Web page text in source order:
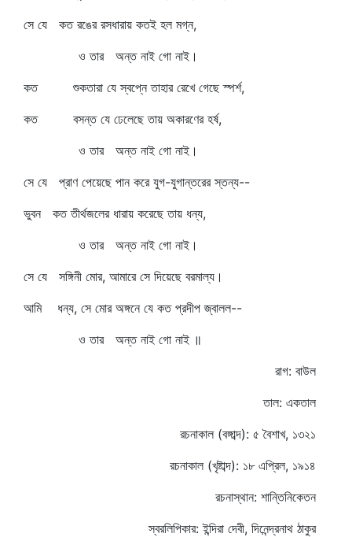
সে যে কত রঙের রসধারায় কতই হল মগ্ন,
ও তার অন্ত নাই গো নাই।
কত শুকতারা যে স্বপ্নে তাহার রেখে গেছে স্পর্শ,
কত বসন্ত যে ঢেলেছে তায় অকারণের হর্ষ,
ও তার অন্ত নাই গো নাই।
সে যে প্রাণ পেয়েছে পান করে যুগ-যুগান্তরের স্তন্য--
ভুবন কত তীর্থজলের ধারায় করেছে তায় ধন্য,
ও তার অন্ত নাই গো নাই।
সে যে সঙ্গিনী মোর, আমারে সে দিয়েছে বরমাল্য।
আমি ধন্য, সে মোর অঙ্গনে যে কত প্রদীপ জ্বালল--
ও তার অন্ত নাই গো নাই ॥
রাগ: বাউল
তাল: একতাল
রচনাকাল (বঙ্গাব্দ): ৫ বৈশাখ, ১৩২১
রচনাকাল (খৃষ্টাব্দ): ১৮ এপ্রিল, ১৯১৪
রচনাস্থান: শান্তিনিকেতন
স্বরলিপিকার: ইন্দিরা দেবী, দিনেন্দ্রনাথ ঠাকুর